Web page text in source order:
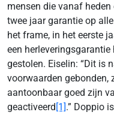
mensen die vanaf
twee jaar garantie op
het frame, in het eerste
een
gestolen. Eiselin: “Dit is
voorwaarden gebonden,
aantoonbaar goed zijn
geactiveerd[1].” Doppio